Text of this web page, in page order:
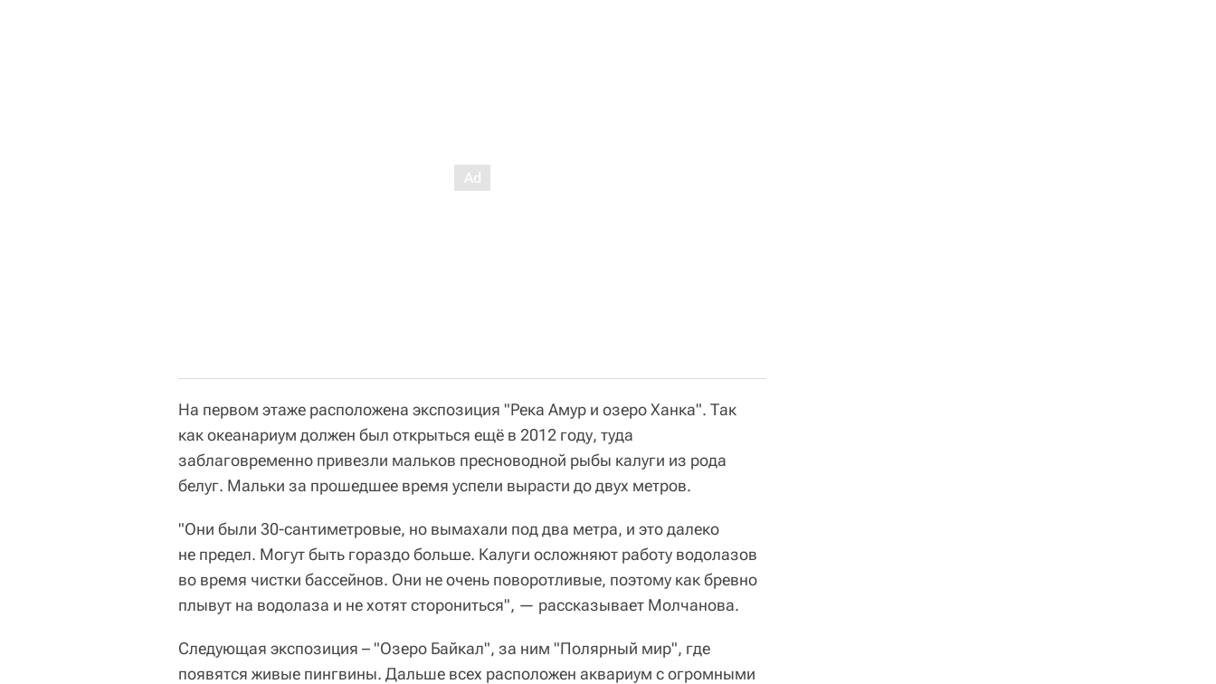
На первом этаже расположена экспозиция "Река Амур и озеро Ханка". Так
как океанариум должен был открыться ещё в 2012 году, туда
заблаговременно привезли мальков пресноводной рыбы калуги из рода
белуг. Мальки за прошедшее время успели вырасти до двух метров.
"Они были 30-сантиметровые, но вымахали под два метра, и это далеко
не предел. Могут быть гораздо больше. Калуги осложняют работу водолазов
во время чистки бассейнов. Они не очень поворотливые, поэтому как бревно
плывут на водолаза и не хотят сторониться", — рассказывает Молчанова.
Следующая экспозиция – "Озеро Байкал", за ним "Полярный мир", где
появятся живые пингвины. Дальше всех расположен аквариум с огромными